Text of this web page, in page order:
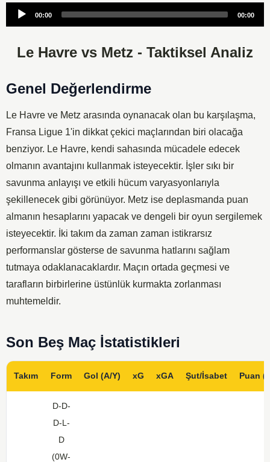
Audio
00:00 00:00
Le Havre vs Metz - Taktiksel Analiz
Genel Değerlendirme
Le Havre ve Metz arasında oynanacak olan bu karşılaşma,
Fransa Ligue 1'in dikkat çekici maçlarından biri olacağa
benziyor. Le Havre, kendi sahasında mücadele edecek
olmanın avantajını kullanmak isteyecektir. İşler sıkı bir
savunma anlayışı ve etkili hücum varyasyonlarıyla
şekillenecek gibi görünüyor. Metz ise deplasmanda puan
almanın hesaplarını yapacak ve dengeli bir oyun sergilemek
isteyecektir. İki takım da zaman zaman istikrarsız
performanslar gösterse de savunma hatlarını sağlam
tutmaya odaklanacaklardır. Maçın ortada geçmesi ve
tarafların birbirlerine üstünlük kurmakta zorlanması
muhtemeldir.
Son Beş Maç İstatistikleri
Takım Form Gol (A/Y) xG xGA Şut/İsabet Puan
D-D-
D-L-
D
(0W-